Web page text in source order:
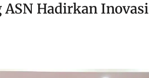
Hadirkan Inovasi